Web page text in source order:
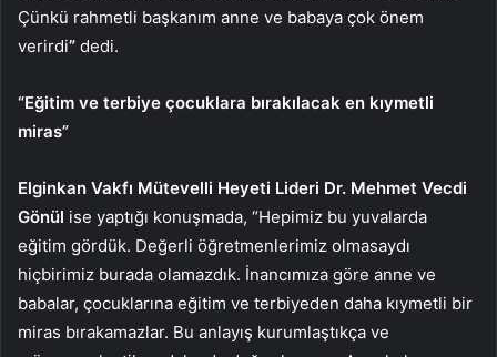
Çünkü rahmetli başkanım anne ve babaya çok önem
verirdi” dedi.
“Eğitim ve terbiye çocuklara bırakılacak en kıymetli
miras”
Elginkan Vakfı Mütevelli Heyeti Lideri Dr. Mehmet Vecdi
Gönül ise yaptığı konuşmada, “Hepimiz bu yuvalarda
eğitim gördük. Değerli öğretmenlerimiz olmasaydı
hiçbirimiz burada olamazdık. İnancımıza göre anne ve
babalar, çocuklarına eğitim ve terbiyeden daha kıymetli bir
miras bırakamazlar. Bu anlayış kurumlaştıkça ve